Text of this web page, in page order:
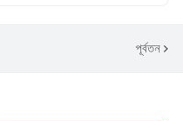
পূর্বতন